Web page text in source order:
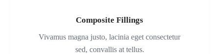
Composite Fillings
Vivamus magna justo, lacinia eget consectetur
sed, convallis at tellus.